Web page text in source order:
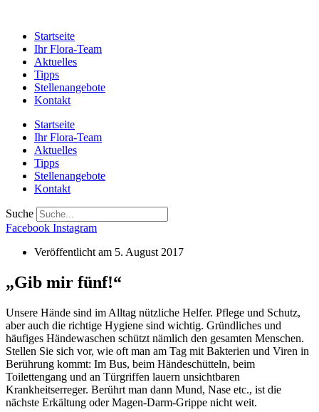
Startseite
Ihr Flora-Team
Aktuelles
Tipps
Stellenangebote
Kontakt
Startseite
Ihr Flora-Team
Aktuelles
Tipps
Stellenangebote
Kontakt
Suche
Facebook Instagram
Veröffentlicht am 5. August 2017
„Gib mir fünf!“
Unsere Hände sind im Alltag nützliche Helfer. Pflege und Schutz,
aber auch die richtige Hygiene sind wichtig. Gründliches und
häufiges Händewaschen schützt nämlich den gesamten Menschen.
Stellen Sie sich vor, wie oft man am Tag mit Bakterien und Viren in
Berührung kommt: Im Bus, beim Händeschütteln, beim
Toilettengang und an Türgriffen lauern unsichtbaren
Krankheitserreger. Berührt man dann Mund, Nase etc., ist die
nächste Erkältung oder Magen-Darm-Grippe nicht weit.